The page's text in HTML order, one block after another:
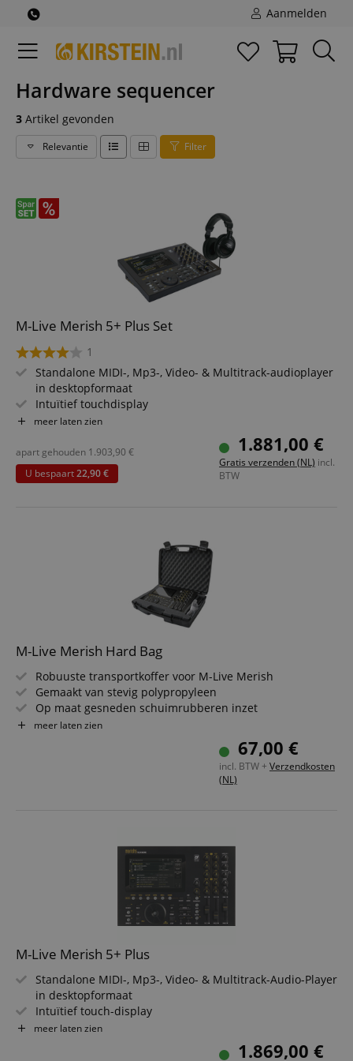
Aanmelden
Hardware sequencer
3 Artikel gevonden
Relevantie Filter
M-Live Merish 5+ Plus Set
1
Standalone MIDI-, Mp3-, Video- & Multitrack-audioplayer
in desktopformaat
Intuïtief touchdisplay
7-kanaals digitale mixer & multitrack-mixer
240 stemmen, 512 klanken, 58 drumkits & 589
percussiegeluiden
2 microfooningangen, MIDI I/O, 4 USB-poorten, Ethernet
Besparingsset inclusief koptelefoon
meer laten zien
1.881,00 €
Gratis verzenden (NL) incl.
BTW
apart gehouden 1.903,90 €
U bespaart22,90 €
M-Live Merish Hard Bag
Robuuste transportkoffer voor M-Live Merish
Gemaakt van stevig polypropyleen
Op maat gesneden schuimrubberen inzet
Accessoirevak aan de binnenkant
Compact formaat en maximale bescherming
meer laten zien
67,00 €
incl. BTW + Verzendkosten
(NL)
M-Live Merish 5+ Plus
Standalone MIDI-, Mp3-, Video- & Multitrack-Audio-Player
in desktopformaat
Intuïtief touch-display
7-kanaals digitale mixer & multitrack-mixer
meer laten zien
1.869,00 €